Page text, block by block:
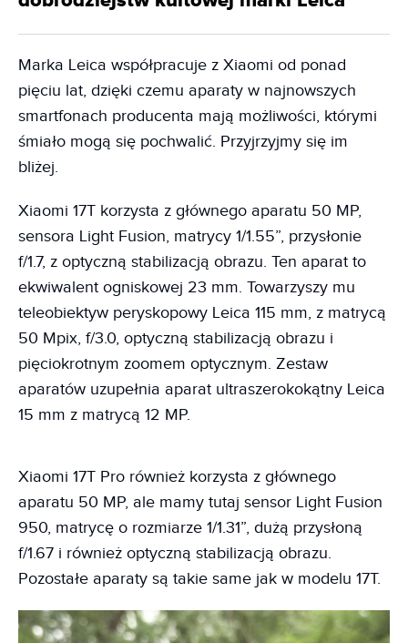
Marka Leica współpracuje z Xiaomi od ponad
pięciu lat, dzięki czemu aparaty w najnowszych
smartfonach producenta mają możliwości, którymi
śmiało mogą się pochwalić. Przyjrzyjmy się im
bliżej.
Xiaomi 17T korzysta z głównego aparatu 50 MP,
sensora Light Fusion, matrycy 1/1.55”, przysłonie
f/1.7, z optyczną stabilizacją obrazu. Ten aparat to
ekwiwalent ogniskowej 23 mm. Towarzyszy mu
teleobiektyw peryskopowy Leica 115 mm, z matrycą
50 Mpix, f/3.0, optyczną stabilizacją obrazu i
pięciokrotnym zoomem optycznym. Zestaw
aparatów uzupełnia aparat ultraszerokokątny Leica
15 mm z matrycą 12 MP.
Xiaomi 17T Pro również korzysta z głównego
aparatu 50 MP, ale mamy tutaj sensor Light Fusion
950, matrycę o rozmiarze 1/1.31”, dużą przysłoną
f/1.67 i również optyczną stabilizacją obrazu.
Pozostałe aparaty są takie same jak w modelu 17T.